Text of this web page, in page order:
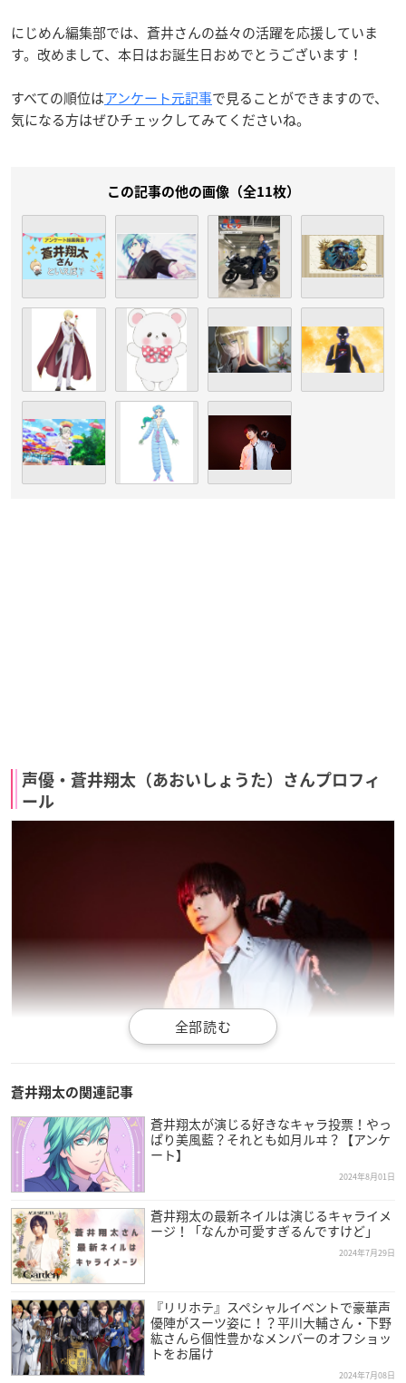
にじめん編集部では、蒼井さんの益々の活躍を応援していま
す。改めまして、本日はお誕生日おめでとうございます！
すべての順位はアンケート元記事で見ることができますので、
気になる方はぜひチェックしてみてくださいね。
この記事の他の画像（全11枚）
声優・蒼井翔太（あおいしょうた）さんプロフィ
ール
引用：蒼井翔太さん
福井県出身、現在フリーで活躍されている蒼井さんは、今年で
37歳を迎えます。
2006年に歌手としてデビューし、声優としては2011年にデビュ
ー。
そのハイトーンボイスを活かし、少年から女性役まで様々な役
を演じられています。
高い歌唱力でも知られ、アーティストとしてライブや音楽番組
などにも多数出演。
蒼井翔太の関連記事
蒼井翔太が演じる好きなキャラ投票！やっ
ぱり美風藍？それとも如月ルヰ？【アンケ
ート】
2024年8月01日
蒼井翔太の最新ネイルは演じるキャライメ
ージ！「なんか可愛すぎるんですけど」
2024年7月29日
『リリホテ』スペシャルイベントで豪華声
優陣がスーツ姿に！？平川大輔さん・下野
紘さんら個性豊かなメンバーのオフショッ
トをお届け
2024年7月08日